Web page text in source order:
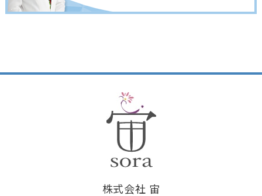
株式会社 宙